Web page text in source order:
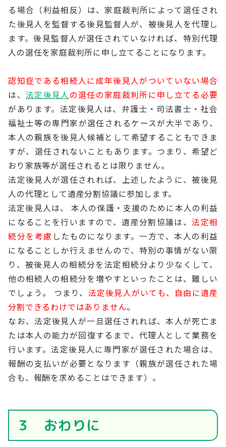
る場合（利益相反）は、家庭裁判所によって選任され
た後見人を監督する後見監督人が、被後見人を代理し
ます。後見監督人が選任されていなければ、特別代理
人の選任を家庭裁判所に申し立てることになります。
認知症である相続人に成年後見人がついていない場合
は、 法定後見人の選任の家庭裁判所に申し立てる必要
があります。法定後見人は、弁護士・司法書士・社会
福祉士等の専門家が選任されるケースが大半であり、
本人の親族を後見人候補として希望することもできま
すが、選任されないこともあります。つまり、希望ど
おり家族等が選任されるとは限りません。
法定後見人が選任されれば、上述したように、被後見
人の代理として遺産分割協議に参加します。
法定後見人は、 本人の保護・支援のために本人の利益
になることを行いますので、遺産分割協議は、法定相
続分を考慮 したものになります。一方で、本人の利益
になることしか行えませんので、特別の事情がない限
り、被後見人の相続分を法定相続分より少なくして、
他の相続人の相続分を増やすといったことは、難しい
でしょう。 つまり、 法定後見人がいても、自由に遺産
分割できるわけではありません。
なお、法定後見人が一旦選任されれば、本人が死亡ま
たは本人の能力が回復するまで、代理人として業務を
行います。法定後見人に専門家が選任された場合は、
報酬の支払いが必要となります（親族が選任された場
合も、報酬を求めることはできます）。
３ おわりに